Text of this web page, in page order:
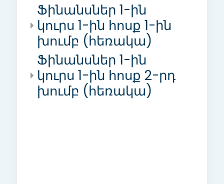
Ֆինանսներ 1-ին
կուրս 1-ին հոսք 1-ին
խումբ (հեռակա)
Ֆինանսներ 1-ին
կուրս 1-ին հոսք 2-րդ
խումբ (հեռակա)